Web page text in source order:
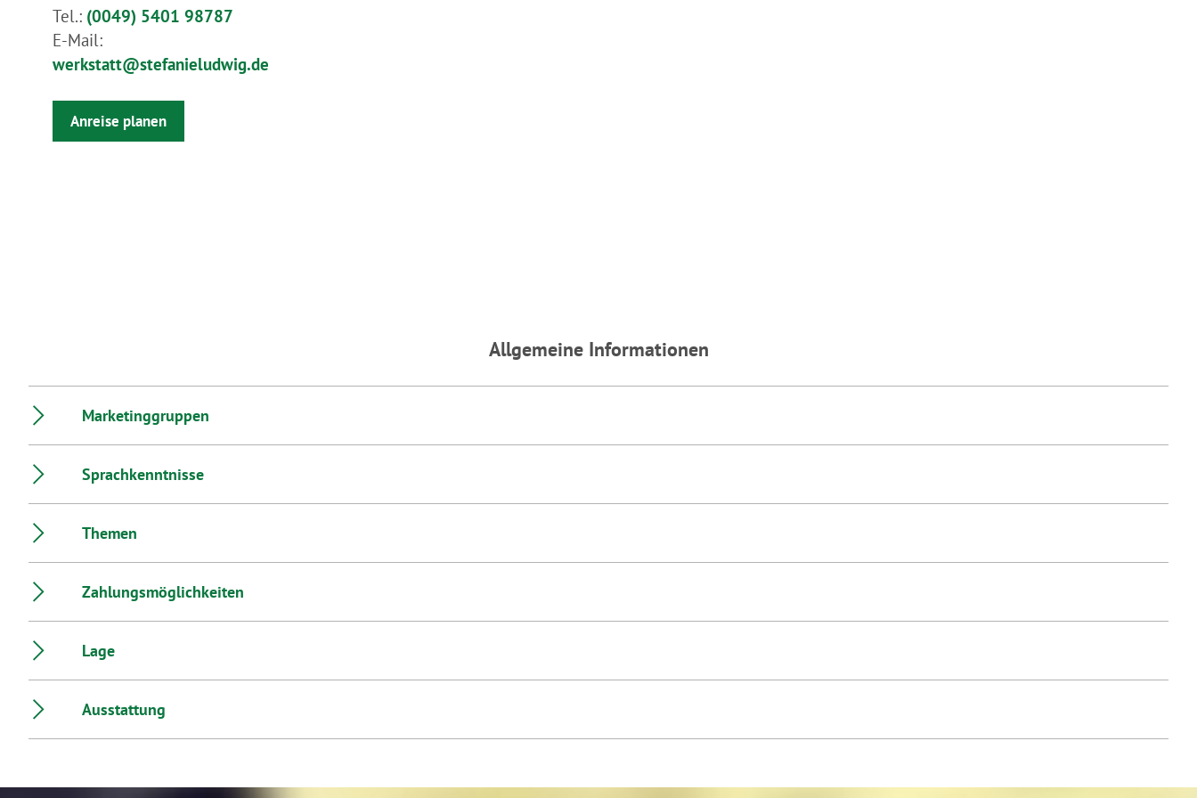
Sie in unseren Datenschutzhinweisen.
Tel.: (0049) 5401 98787
E-Mail:
werkstatt@stefanieludwig.de
Anreise planen
Allgemeine Informationen
Marketinggruppen
Sprachkenntnisse
Themen
Zahlungsmöglichkeiten
Lage
Ausstattung